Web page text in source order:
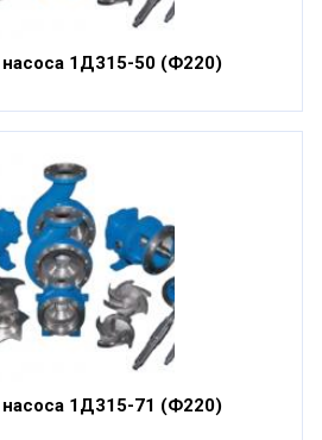
1Д315-50 (Ф220)
1Д315-71 (Ф220)